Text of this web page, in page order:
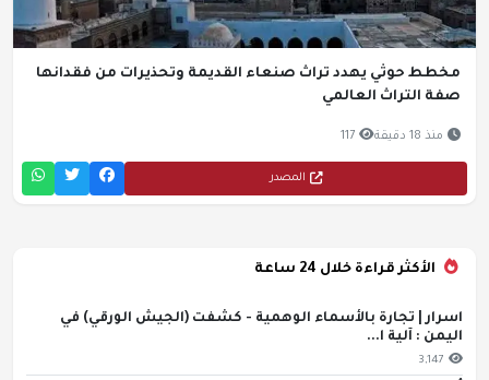
مخطط حوثي يهدد تراث صنعاء القديمة وتحذيرات من فقدانها
صفة التراث العالمي
منذ 18 دقيقة 117
المصدر
الأكثر قراءة خلال 24 ساعة
اسرار | تجارة بالأسماء الوهمية - كشفت (الجيش الورقي) في
اليمن : آلية ا...
3,147